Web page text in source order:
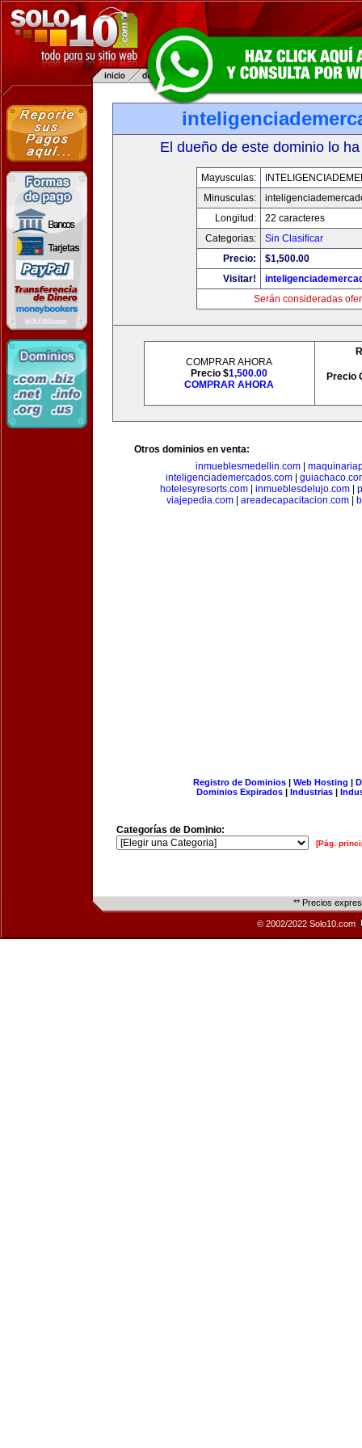
El dueño de este dominio lo
Mayusculas:
Minusculas:
Longitud:
22 caracteres
Categorias:
Sin Clasificar
Precio:
$1,500.00
Visitar!
Serán consideradas
COMPRAR AHORA
Precio $1,500.00
COMPRAR AHORA
Precio
Otros dominios en venta:
inmueblesmedellin.com
inteligenciademercados.com
hotelesyresorts.com
inmueblesdelujo.com
viajepedia.com| areadecapacitacion.com|
Registro de Dominios| Web Hosting |
Dominios Expirados | Industrias |
Categorías de Dominio:
[Pág.
** Precios
© 2002/2022 Solo10.com